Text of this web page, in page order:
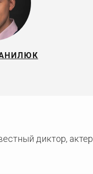
диктор, актер